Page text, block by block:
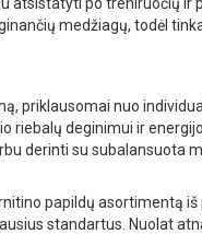
medžiagų, todėl
priklausomai nuo
riebalų deginimui ir
derinti su subalansuota
papildų asortimentą
standartus. Nuolat